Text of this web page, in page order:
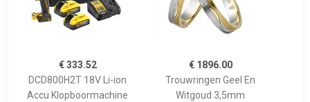
€ 333.52
DCD800H2T 18V Li-ion
Accu Klopboormachine
€ 1896.00
Trouwringen Geel En
Witgoud 3,5mm